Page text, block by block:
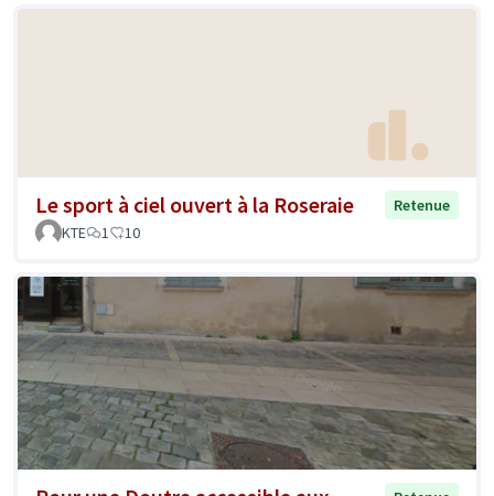
Le sport à ciel ouvert à la Roseraie
Retenue
KTE
1 10